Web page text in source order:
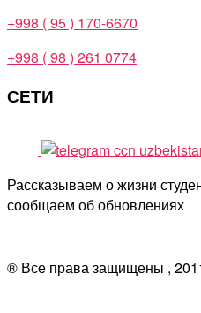
+998 ( 95 ) 170-6670
+998 ( 98 ) 261 0774
СЕТИ
Рассказываем о жизни
сообщаем об обновлениях
® Все права защищены ,